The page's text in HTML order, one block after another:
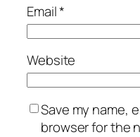
Email*
Website
Save my name,
browser for the